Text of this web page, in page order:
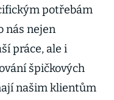
potřebám
nás nejen
práce, ale i
špičkových
našim klientům